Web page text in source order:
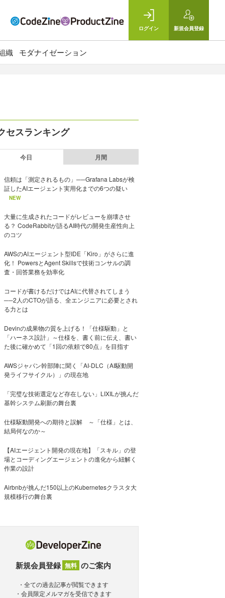
ログイン 新規会員登録
織 モダナイゼーション
セスランキング
今日 月間
信頼は「測定されるもの」──Grafana Labsが検
証したAIエージェント実用化までの6つの疑い
NEW
大量に生成されたコードがレビューを崩壊させ
る？ CodeRabbitが語るAI時代の開発生産性向上
のコツ
AWSのAIエージェント型IDE「Kiro」がさらに進
化！ PowersとAgent Skillsで技術コンサルの調
査・回答業務を効率化
コードが書けるだけではAIに代替されてしまう
──2人のCTOが語る、全エンジニアに必要とされ
る力とは
Devinの成果物の質を上げる！「仕様駆動」と
「ハーネス設計」～仕様を、書く前に伝え、書い
た後に確かめて「1回の依頼で80点」を目指す
AWSジャパン幹部陣に聞く「AI-DLC（AI駆動開
発ライフサイクル）」の現在地
「完璧な技術選定など存在しない」LIXILが挑んだ
基幹システム刷新の舞台裏
仕様駆動開発への期待と誤解 ～「仕様」とは、
結局何なのか～
【AIエージェント開発の現在地】「スキル」の登
場とコーディングエージェントの進化から紐解く
作業の設計
Airbnbが挑んだ150以上のKubernetesクラスタ大
規模移行の舞台裏
新規会員登録 無料 のご案内
・全ての過去記事が閲覧できます
・会員限定メルマガを受信できます